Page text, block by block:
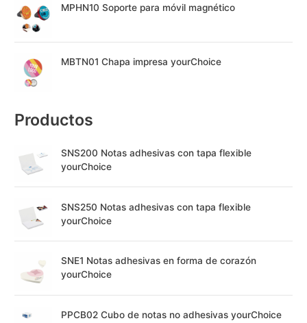
MPHN10 Soporte para móvil magnético
MBTN01 Chapa impresa yourChoice
Productos
SNS200 Notas adhesivas con tapa flexible
yourChoice
SNS250 Notas adhesivas con tapa flexible
yourChoice
SNE1 Notas adhesivas en forma de corazón
yourChoice
PPCB02 Cubo de notas no adhesivas yourChoice